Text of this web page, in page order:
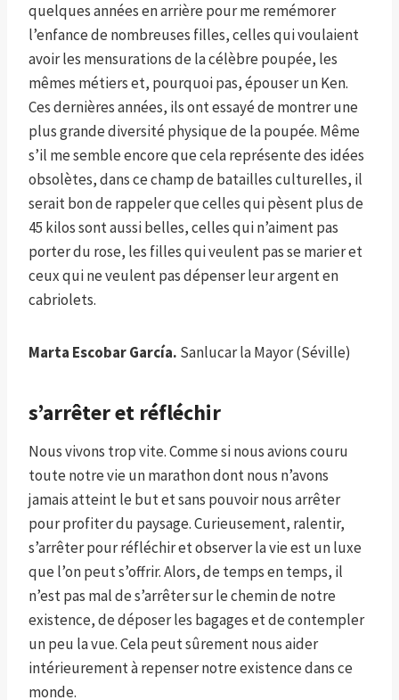
quelques années en arrière pour me remémorer
l’enfance de nombreuses filles, celles qui voulaient
avoir les mensurations de la célèbre poupée, les
mêmes métiers et, pourquoi pas, épouser un Ken.
Ces dernières années, ils ont essayé de montrer une
plus grande diversité physique de la poupée. Même
s’il me semble encore que cela représente des idées
obsolètes, dans ce champ de batailles culturelles, il
serait bon de rappeler que celles qui pèsent plus de
45 kilos sont aussi belles, celles qui n’aiment pas
porter du rose, les filles qui veulent pas se marier et
ceux qui ne veulent pas dépenser leur argent en
cabriolets.
Marta Escobar García. Sanlucar la Mayor (Séville)
s’arrêter et réfléchir
Nous vivons trop vite. Comme si nous avions couru
toute notre vie un marathon dont nous n’avons
jamais atteint le but et sans pouvoir nous arrêter
pour profiter du paysage. Curieusement, ralentir,
s’arrêter pour réfléchir et observer la vie est un luxe
que l’on peut s’offrir. Alors, de temps en temps, il
n’est pas mal de s’arrêter sur le chemin de notre
existence, de déposer les bagages et de contempler
un peu la vue. Cela peut sûrement nous aider
intérieurement à repenser notre existence dans ce
monde.